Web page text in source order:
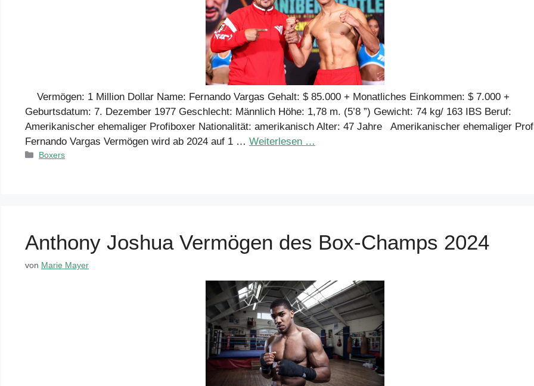
Vermögen: 1 Million Dollar Name: Fernando Vargas Gehalt: $ 85.000 + Monatliches Einkommen: $ 7.000 +
Geburtsdatum: 7. Dezember 1977 Geschlecht: Männlich Höhe: 1,78 m. (5’8 ”) Gewicht: 74 kg/ 163 IBS Beruf:
Amerikanischer ehemaliger Profiboxer Nationalität: amerikanisch Alter: 47 Jahre Amerikanischer ehemaliger
Fernando Vargas Vermögen wird ab 2024 auf 1 … Weiterlesen …
Kategorien
Boxers
Anthony Joshua Vermögen des Box-Champs 2024
von Marie Mayer